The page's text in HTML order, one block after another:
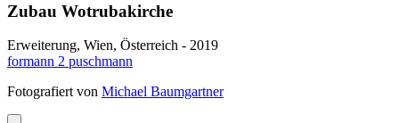
Zubau Wotrubakirche
Erweiterung, Wien, Österreich - 2019
formann 2 puschmann
Fotografiert von Michael Baumgartner